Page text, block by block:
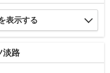
表示する
淡路